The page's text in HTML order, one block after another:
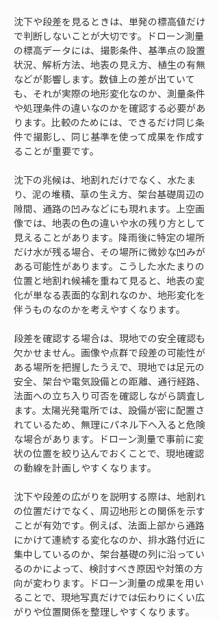
沈下や段差を見るときは、単発の標高値だけ
で判断しないことが大切です。ドローン測量
の標高データには、撮影条件、基準点の設置
状況、解析方法、地表の見え方、植生の有無
などが影響します。数値上の差が出ていて
も、それが実際の地形変化なのか、測量条件
や処理条件の違いなのかを確認する必要があ
ります。比較のためには、できるだけ同じ条
件で撮影し、同じ基準を使って成果を作成す
ることが重要です。
沈下の兆候は、地割れだけでなく、水たま
り、泥の堆積、草の生え方、架台基礎周辺の
隙間、通路の凹みなどにも現れます。上空画
像では、地表の色の違いや水の残り方として
見えることがあります。降雨後に特定の場所
だけ水が残る場合、その場所に微妙な凹みが
ある可能性があります。こうした水たまりの
位置と地割れ候補を重ねて見ると、地表の変
化が単なる表面的な割れなのか、地形変化を
伴うものなのかを考えやすくなります。
段差を確認する場合は、現地での安全確認も
欠かせません。画像や点群で段差の可能性が
ある場所を把握したうえで、現地では足元の
安全、架台や電気設備との距離、通行経路、
法面への立ち入り可否を確認しながら調査し
ます。太陽光発電所では、設備が密に配置さ
れているため、無理にパネル下へ入ると危険
な場合があります。ドローン測量で事前に変
状の位置を絞り込んでおくことで、現地確認
の動線を計画しやすくなります。
沈下や段差の広がりを説明する際は、地割れ
の位置だけでなく、周辺地形との関係を示す
ことが有効です。例えば、法面上部から通路
にかけて連続する変化なのか、排水路付近に
集中しているのか、架台基礎の列に沿ってい
るのかによって、検討すべき原因や対策の方
向が変わります。ドローン測量の成果を用い
ることで、現地写真だけでは伝わりにくい広
がりや位置関係を整理しやすくなります。